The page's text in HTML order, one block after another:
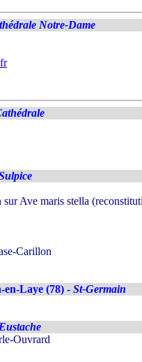
Notre-Dame
Ave maris stella
Carillon
en-Laye (78) - St-Germain
Ouvrard